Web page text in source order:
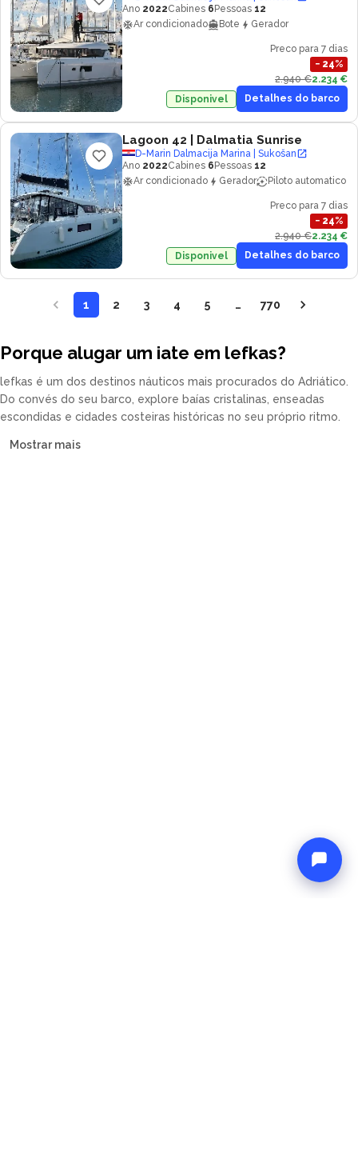
Ano 2022Cabines 6 Pessoas 12
Ar condicionado
Bote Gerador
Preco para 7 dias
− 24%
2.940 €2.234 €
Disponivel
Detalhes do barco
Lagoon 42 | Dalmatia Sunrise
D-Marin Dalmacija Marina | Sukošan
Ano 2022Cabines 6 Pessoas 12
Ar condicionado
Gerador Piloto automatico
Preco para 7 dias
− 24%
2.940 €2.234 €
Disponivel
Detalhes do barco
1 2 3 4 5 … 770
Porque alugar um iate em lefkas?
lefkas é um dos destinos náuticos mais procurados do Adriático.
Do convés do seu barco, explore baías cristalinas, enseadas
escondidas e cidades costeiras históricas no seu próprio ritmo.
Mostrar mais